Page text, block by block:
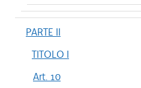
PARTE II
TITOLO I
Art. 10